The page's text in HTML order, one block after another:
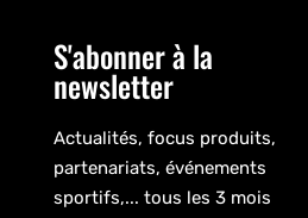
S'abonner à la
newsletter
Actualités, focus produits,
partenariats, événements
sportifs,... tous les 3 mois